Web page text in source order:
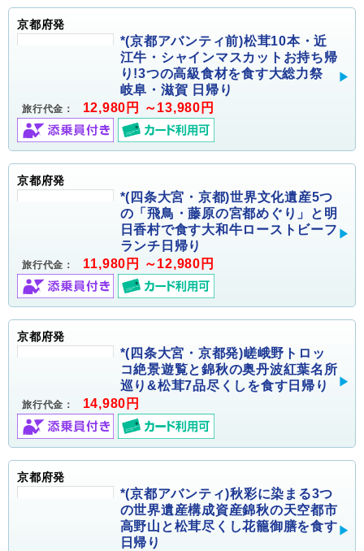
京都府発
*(京都アバンティ前)松茸10本・近
江牛・シャインマスカットお持ち帰
り!3つの高級食材を食す大総力祭
岐阜・滋賀 日帰り
旅行代金： 12,980円 ～13,980円
京都府発
*(四条大宮・京都)世界文化遺産5つ
の「飛鳥・藤原の宮都めぐり」と明
日香村で食す大和牛ローストビーフ
ランチ日帰り
旅行代金： 11,980円 ～12,980円
京都府発
*(四条大宮・京都発)嵯峨野トロッ
コ絶景遊覧と錦秋の奥丹波紅葉名所
巡り&松茸7品尽くしを食す日帰り
旅行代金： 14,980円
京都府発
*(京都アバンティ)秋彩に染まる3つ
の世界遺産構成資産錦秋の天空都市
高野山と松茸尽くし花籠御膳を食す
日帰り